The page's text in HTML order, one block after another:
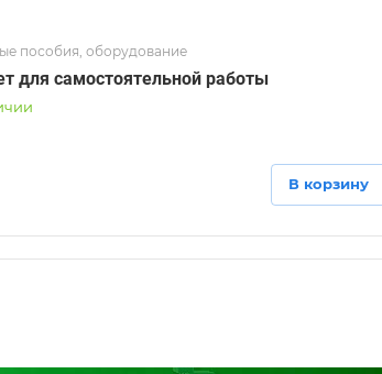
пособия, оборудование
для самостоятельной работы
В корзину